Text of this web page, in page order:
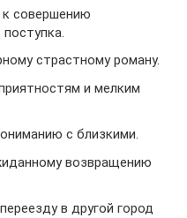
совершению
страстному роману.
и мелким
с близкими.
возвращению
в другой город